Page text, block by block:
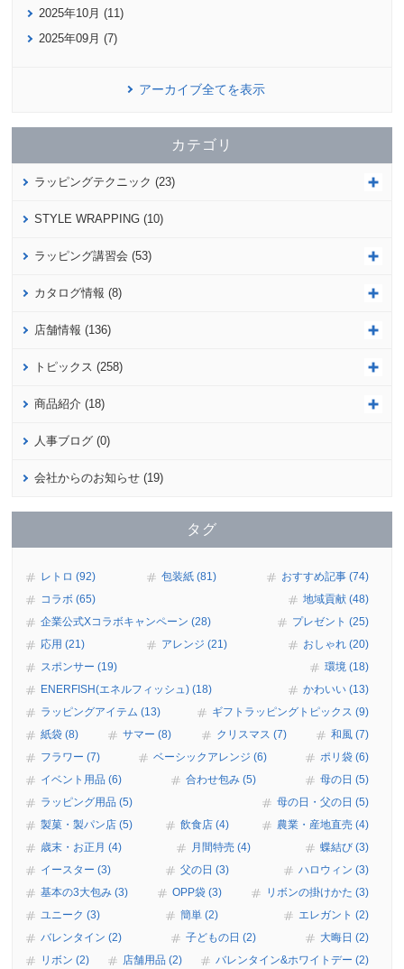
2025年10月 (11)
2025年09月 (7)
アーカイブ全てを表示
カテゴリ
ラッピングテクニック (23)
STYLE WRAPPING (10)
ラッピング講習会 (53)
カタログ情報 (8)
店舗情報 (136)
トピックス (258)
商品紹介 (18)
人事ブログ (0)
会社からのお知らせ (19)
タグ
レトロ (92) 包装紙 (81)
おすすめ記事 (74)
コラボ (65)
地域貢献 (48)
企業公式Xコラボキャンペーン (28)
プレゼント (25)
応用 (21)
アレンジ (21)
おしゃれ (20)
スポンサー (19)
環境 (18)
ENERFISH(エネルフィッシュ) (18)
かわいい (13)
ラッピングアイテム (13)
ギフトラッピングトピックス (9)
紙袋 (8)
サマー (8) クリスマス (7)
和風 (7)
フラワー (7)
ベーシックアレンジ (6)
ポリ袋 (6)
イベント用品 (6)
合わせ包み (5)
母の日 (5)
ラッピング用品 (5)
母の日・父の日 (5)
製菓・製パン店 (5)
飲食店 (4)
農業・産地直売 (4)
歳末・お正月 (4)
月間特売 (4)
蝶結び (3)
イースター (3)
父の日 (3)
ハロウィン (3)
基本の3大包み (3)
OPP袋 (3)
リボンの掛けかた (3)
ユニーク (3)
簡単 (2)
エレガント (2)
バレンタイン (2)
子どもの日 (2)
大晦日 (2)
リボン (2)
店舗用品 (2)
バレンタイン&ホワイトデー (2)